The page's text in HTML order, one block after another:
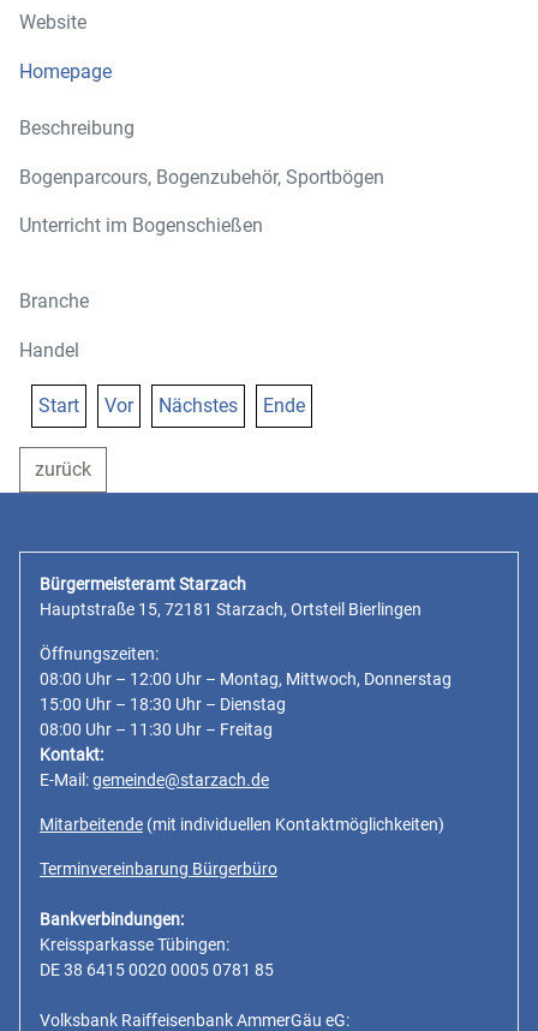
Website
Homepage
Beschreibung
Bogenparcours, Bogenzubehör, Sportbögen
Unterricht im Bogenschießen
Branche
Handel
Start Vor Nächstes Ende
zurück
Bürgermeisteramt Starzach
Hauptstraße 15, 72181 Starzach, Ortsteil Bierlingen
Öffnungszeiten:
08:00 Uhr – 12:00 Uhr – Montag, Mittwoch, Donnerstag
15:00 Uhr – 18:30 Uhr – Dienstag
08:00 Uhr – 11:30 Uhr – Freitag
Kontakt:
E-Mail:gemeinde@starzach.de
Mitarbeitende (mit individuellen Kontaktmöglichkeiten)
Terminvereinbarung Bürgerbüro
Bankverbindungen:
Kreissparkasse Tübingen:
DE 38 6415 0020 0005 0781 85
Volksbank Raiffeisenbank AmmerGäu eG: